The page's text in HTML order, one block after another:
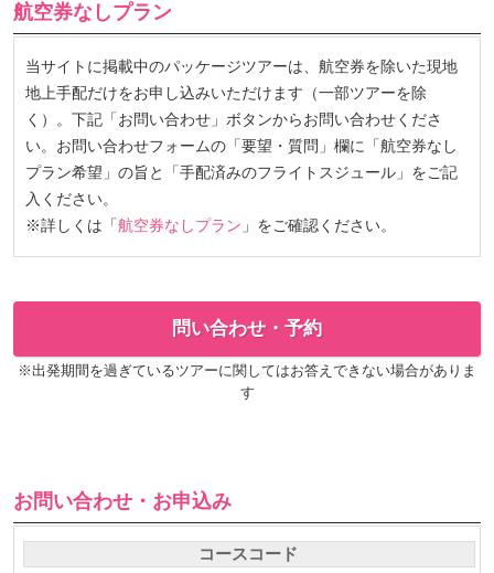
航空券なしプラン
当サイトに掲載中のパッケージツアーは、航空券を除いた現地
地上手配だけをお申し込みいただけます（一部ツアーを除
く）。下記「お問い合わせ」ボタンからお問い合わせくださ
い。お問い合わせフォームの「要望・質問」欄に「航空券なし
プラン希望」の旨と「手配済みのフライトスジュール」をご記
入ください。
※詳しくは「 航空券なしプラン 」をご確認ください。
問い合わせ・予約
※出発期間を過ぎているツアーに関してはお答えできない場合がありま
す
お問い合わせ・お申込み
コースコード